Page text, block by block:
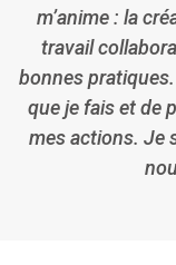
m’anime : la
travail
bonnes
que je fais et de
mes actions. Je